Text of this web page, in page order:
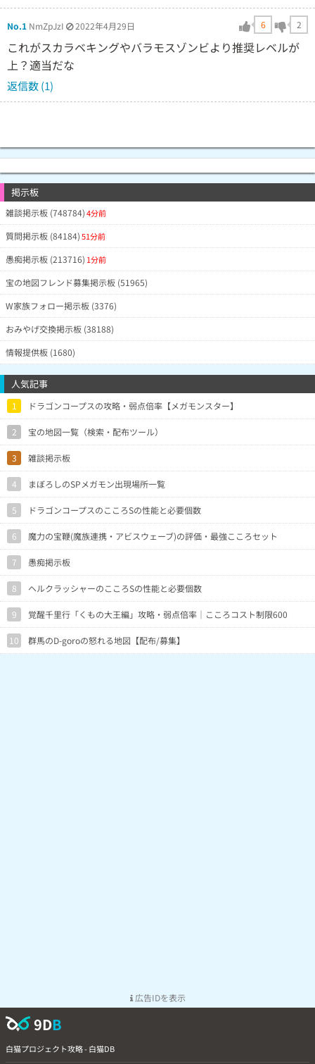
No.1 NmZpJzI 2022年4月29日 6 2
これがスカラベキングやバラモスゾンビより推奨レベルが
上？適当だな
返信数 (1)
掲示板
雑談掲示板 (748784)4分前
質問掲示板 (84184)51分前
愚痴掲示板 (213716) 1分前
宝の地図フレンド募集掲示板 (51965)
W家族フォロー掲示板 (3376)
おみやげ交換掲示板 (38188)
情報提供板 (1680)
人気記事
1 ドラゴンコープスの攻略・弱点倍率【メガモンスター】
2 宝の地図一覧（検索・配布ツール）
3 雑談掲示板
4 まぼろしのSPメガモン出現場所一覧
5 ドラゴンコープスのこころSの性能と必要個数
6 魔力の宝鞭(魔族連携・アビスウェーブ)の評価・最強こころセット
7 愚痴掲示板
8 ヘルクラッシャーのこころSの性能と必要個数
9 覚醒千里行「くもの大王編」攻略・弱点倍率｜こころコスト制限600
10 群馬のD-goroの怒れる地図【配布/募集】
広告IDを表示
9DB
白猫プロジェクト攻略 - 白猫DB